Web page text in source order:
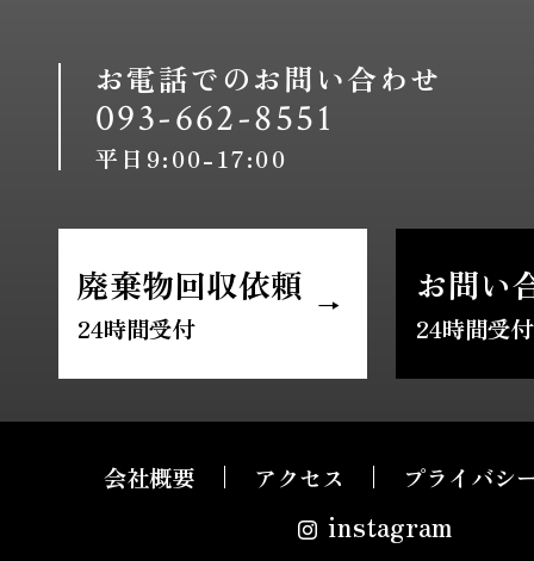
お電話でのお問い合わせ
093-662-8551
平日9:00-17:00
廃棄物回収依頼
24時間受付
お問い
24時間受付
会社概要 アクセス プライバシ
instagram